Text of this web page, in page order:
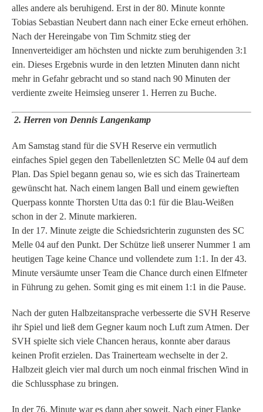
alles andere als beruhigend. Erst in der 80. Minute konnte
Tobias Sebastian Neubert dann nach einer Ecke erneut erhöhen.
Nach der Hereingabe von Tim Schmitz stieg der
Innenverteidiger am höchsten und nickte zum beruhigenden 3:1
ein. Dieses Ergebnis wurde in den letzten Minuten dann nicht
mehr in Gefahr gebracht und so stand nach 90 Minuten der
verdiente zweite Heimsieg unserer 1. Herren zu Buche.
2. Herren von Dennis Langenkamp
Am Samstag stand für die SVH Reserve ein vermutlich
einfaches Spiel gegen den Tabellenletzten SC Melle 04 auf dem
Plan. Das Spiel begann genau so, wie es sich das Trainerteam
gewünscht hat. Nach einem langen Ball und einem gewieften
Querpass konnte Thorsten Utta das 0:1 für die Blau-Weißen
schon in der 2. Minute markieren.
In der 17. Minute zeigte die Schiedsrichterin zugunsten des SC
Melle 04 auf den Punkt. Der Schütze ließ unserer Nummer 1 am
heutigen Tage keine Chance und vollendete zum 1:1. In der 43.
Minute versäumte unser Team die Chance durch einen Elfmeter
in Führung zu gehen. Somit ging es mit einem 1:1 in die Pause.
Nach der guten Halbzeitansprache verbesserte die SVH Reserve
ihr Spiel und ließ dem Gegner kaum noch Luft zum Atmen. Der
SVH spielte sich viele Chancen heraus, konnte aber daraus
keinen Profit erzielen. Das Trainerteam wechselte in der 2.
Halbzeit gleich vier mal durch um noch einmal frischen Wind in
die Schlussphase zu bringen.
In der 76. Minute war es dann aber soweit. Nach einer Flanke